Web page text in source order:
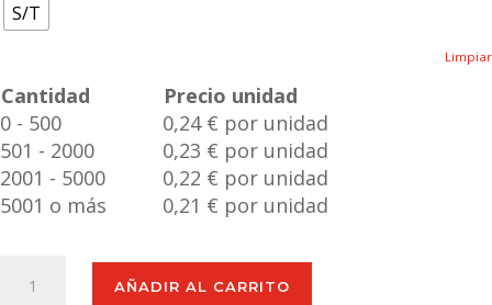
S/T
Limpiar
Cantidad
Precio unidad
0 - 500
0,24 € por unidad
501 - 2000
0,23 € por unidad
2001 - 5000
0,22 € por unidad
5001 o más
0,21 € por unidad
Hidroalcohólico
AÑADIR AL CARRITO